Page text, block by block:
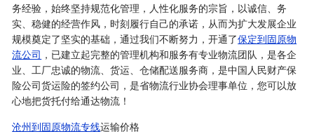
务经验，始终坚持规范化管理，人性化服务的宗旨，以诚信、务
实、稳健的经营作风，时刻履行自己的承诺，从而为扩大发展企业
规模奠定了坚实的基础，通过我们不断努力，开通了保定到固原物
流公司 ，已建立起完整的管理机构和服务有专业物流团队，是各企
业、工厂忠诚的物流、货运、仓储配送服务商，是中国人民财产保
险公司货运险的签约公司，是省物流行业协会理事单位，您可以放
心地把货托付给通达物流！
沧州到固原物流专线运输价格